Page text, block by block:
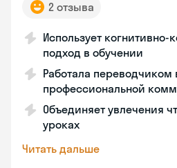
2 отзыва
Использует
подход в обучении
Работала переводчиком
профессиональной
Объединяет увлечения
уроках
Читать дальше